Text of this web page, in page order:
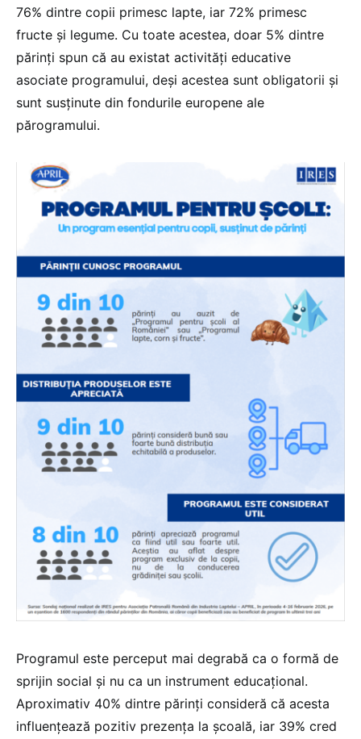
76% dintre copii primesc lapte, iar 72% primesc
fructe și legume. Cu toate acestea, doar 5% dintre
părinți spun că au existat activități educative
asociate programului, deși acestea sunt obligatorii și
sunt susținute din fondurile europene ale
părogramului.
Programul este perceput mai degrabă ca o formă de
sprijin social și nu ca un instrument educațional.
Aproximativ 40% dintre părinți consideră că acesta
influențează pozitiv prezența la școală, iar 39% cred